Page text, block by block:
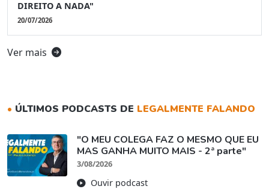
DIREITO A NADA"
20/07/2026
Ver mais
• ÚLTIMOS PODCASTS DE LEGALMENTE FALANDO
"O MEU COLEGA FAZ O MESMO QUE EU
MAS GANHA MUITO MAIS - 2ª parte"
3/08/2026
Ouvir podcast